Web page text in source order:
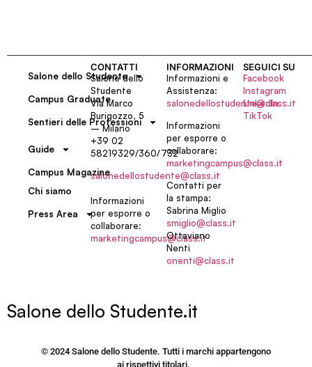
Salone dello Studente
Campus Graduate
Sentieri delle Professioni
Guide
Campus Magazine
Chi siamo
Press Area
CONTATTI
Salone dello
Studente
Via Marco
Burigozzo, 5
– Milano
+39 02
58219329/360/732
salonedellostudente@class.it
Informazioni
per esporre o
collaborare:
marketingcampus@class.it
INFORMAZIONI
Informazioni e
Assistenza:
salonedellostudente@class.it
Informazioni
per esporre o
collaborare:
marketingcampus@class.it
Contatti per
la stampa:
Sabrina Miglio
smiglio@class.it
Ottaviano
Nenti
onenti@class.it
SEGUICI SU
Facebook
Instagram
LinkedIn
TikTok
Salone dello Studente.it
© 2024 Salone dello Studente. Tutti i marchi appartengono
ai rispettivi titolari.